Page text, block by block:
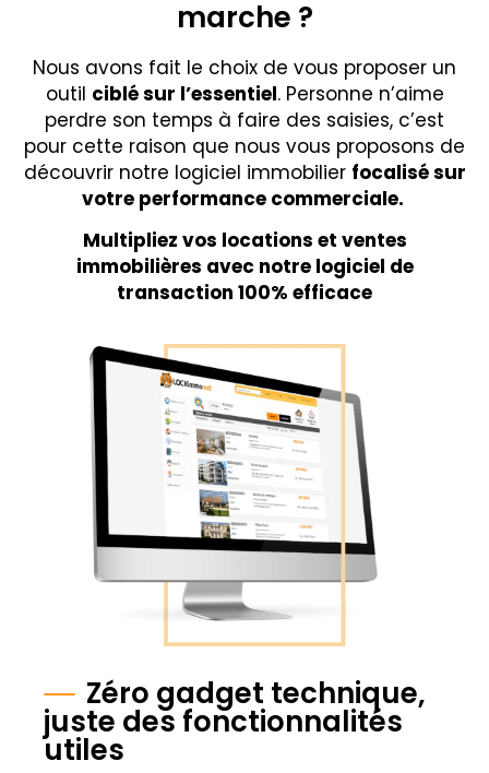
marche ?
Nous avons fait le choix de vous proposer un
outil ciblé sur l’essentiel. Personne n’aime
perdre son temps à faire des saisies, c’est
pour cette raison que nous vous proposons de
découvrir notre logiciel immobilier focalisé sur
votre performance commerciale.
Multipliez vos locations et ventes
immobilières avec notre logiciel de
transaction 100% efficace
Zéro gadget technique,
juste des fonctionnalités
utiles